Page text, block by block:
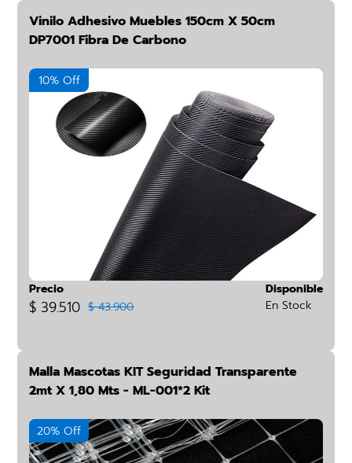
Vinilo Adhesivo Muebles 150cm X 50cm
DP7001 Fibra De Carbono
10% Off
Precio
$ 39.510 $ 43.900
Disponible
En Stock
Malla Mascotas KIT Seguridad Transparente
2mt X 1,80 Mts - ML-001*2 Kit
20% Off